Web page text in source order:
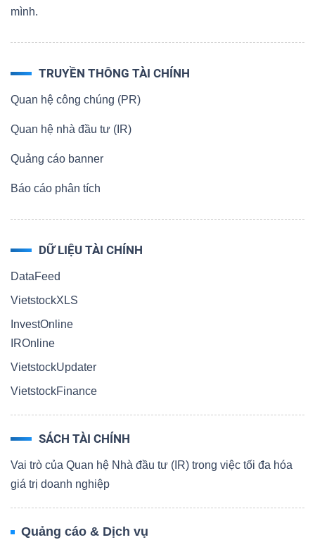
mình.
TRUYỀN THÔNG TÀI CHÍNH
Quan hệ công chúng (PR)
Quan hệ nhà đầu tư (IR)
Quảng cáo banner
Báo cáo phân tích
DỮ LIỆU TÀI CHÍNH
DataFeed
VietstockXLS
InvestOnline
IROnline
VietstockUpdater
VietstockFinance
SÁCH TÀI CHÍNH
Vai trò của Quan hệ Nhà đầu tư (IR) trong việc tối đa hóa
giá trị doanh nghiệp
Quảng cáo & Dịch vụ